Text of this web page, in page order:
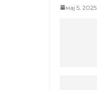
мај 5, 2025